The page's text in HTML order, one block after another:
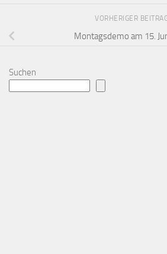
VORHERIGER
Montagsdemo am 15.
Suchen